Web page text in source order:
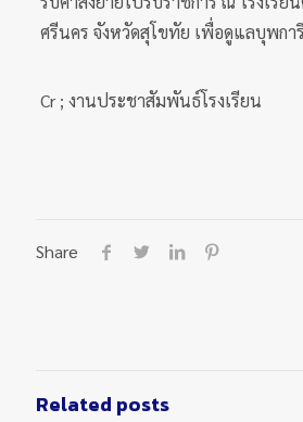
ศรีนคร จังหวัดสุโขทัย เพื่อดูแลบุพการี
Cr ; งานประชาสัมพันธ์โรงเรียน
Share
Related posts